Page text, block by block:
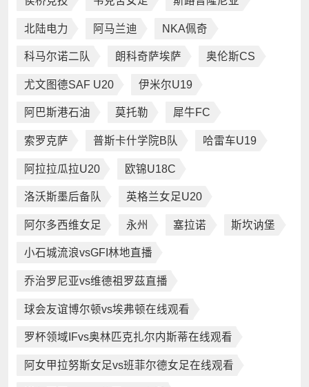
北陆电力 阿马兰迪 NKA佩奇
科马尔诺二队 朗科奇萨埃萨 奥伦斯CS
尤文图德SAF U20 伊米尔U19
阿巴斯港石油 莫托勒 犀牛FC
索罗克萨 普斯卡什学院B队 哈雷车U19
阿拉拉瓜拉U20 欧锦U18C
洛沃斯墨后备队 英格兰女足U20
阿尔多西维女足 永州 塞拉诺 斯坎讷堡
小石城流浪vsGFI林地直播
乔治罗尼亚vs维德祖罗茲直播
球会友谊博尔顿vs埃弗顿在线观看
罗杯领域IFvs奥林匹克扎尔内斯蒂在线观看
阿女甲拉努斯女足vs班菲尔德女足在线观看